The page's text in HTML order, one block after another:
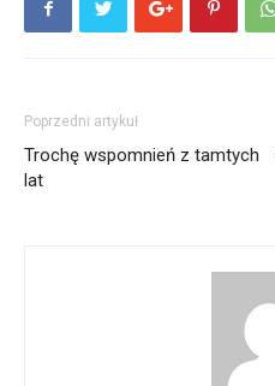
Poprzedni artykuł
Trochę wspomnień z tamtych
lat